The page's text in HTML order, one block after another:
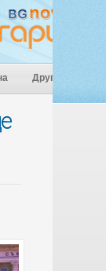
Други